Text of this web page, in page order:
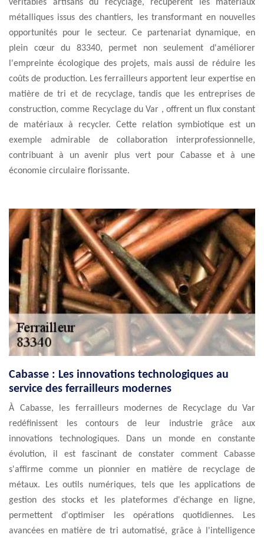
véritables artisans du recyclage, récupèrent les matériaux
métalliques issus des chantiers, les transformant en nouvelles
opportunités pour le secteur. Ce partenariat dynamique, en
plein cœur du 83340, permet non seulement d'améliorer
l'empreinte écologique des projets, mais aussi de réduire les
coûts de production. Les ferrailleurs apportent leur expertise en
matière de tri et de recyclage, tandis que les entreprises de
construction, comme Recyclage du Var , offrent un flux constant
de matériaux à recycler. Cette relation symbiotique est un
exemple admirable de collaboration interprofessionnelle,
contribuant à un avenir plus vert pour Cabasse et à une
économie circulaire florissante.
Cabasse : Les innovations technologiques au
service des ferrailleurs modernes
À Cabasse, les ferrailleurs modernes de Recyclage du Var
redéfinissent les contours de leur industrie grâce aux
innovations technologiques. Dans un monde en constante
évolution, il est fascinant de constater comment Cabasse
s'affirme comme un pionnier en matière de recyclage de
métaux. Les outils numériques, tels que les applications de
gestion des stocks et les plateformes d'échange en ligne,
permettent d'optimiser les opérations quotidiennes. Les
avancées en matière de tri automatisé, grâce à l'intelligence